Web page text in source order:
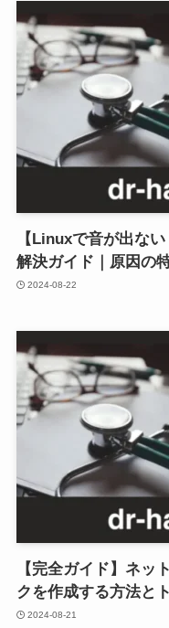
【Linuxで音が出な
解決ガイド｜原因の
2024-08-22
【完全ガイド】ネッ
クを作成する方法と
2024-08-21